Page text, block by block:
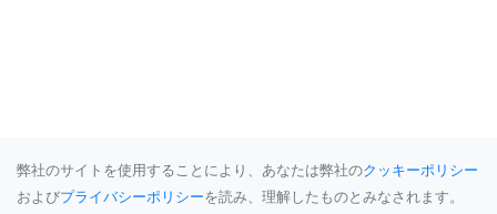
弊社のサイトを使用することにより、あなたは弊社のクッキーポリシー
およびプライバシーポリシーを読み、理解したものとみなされます。